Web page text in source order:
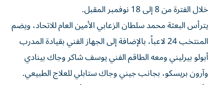
خلال الفترة من 8 إلى 18 نوفمبر المقبل.
يترأس البعثة محمد سلطان الزعابي الأمين العام للاتحاد، ويضم
المنتخب 24 لاعباً، بالإضافة إلى الجهاز الفني بقيادة المدرب
أبولو بيرليني ومعه الطاقم الفني يوسف شاكر وجاك بينادي
وآرون بريسكو، بجانب جيني وجاك ستابلي للعلاج الطبيعي.